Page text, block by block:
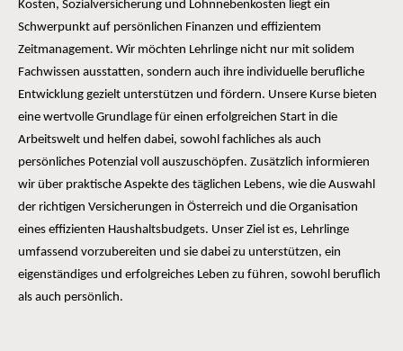
Kosten, Sozialversicherung und Lohnnebenkosten liegt ein
Schwerpunkt auf persönlichen Finanzen und effizientem
Zeitmanagement. Wir möchten Lehrlinge nicht nur mit solidem
Fachwissen ausstatten, sondern auch ihre individuelle berufliche
Entwicklung gezielt unterstützen und fördern. Unsere Kurse bieten
eine wertvolle Grundlage für einen erfolgreichen Start in die
Arbeitswelt und helfen dabei, sowohl fachliches als auch
persönliches Potenzial voll auszuschöpfen. Zusätzlich informieren
wir über praktische Aspekte des täglichen Lebens, wie die Auswahl
der richtigen Versicherungen in Österreich und die Organisation
eines effizienten Haushaltsbudgets. Unser Ziel ist es, Lehrlinge
umfassend vorzubereiten und sie dabei zu unterstützen, ein
eigenständiges und erfolgreiches Leben zu führen, sowohl beruflich
als auch persönlich.